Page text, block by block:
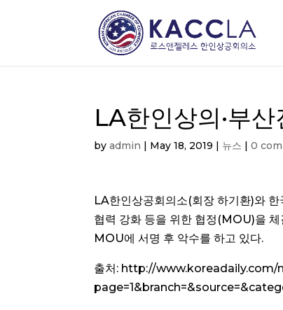
LA한인상의·부
byadmin | May 18, 2019 | 뉴스 |0
LA한인상공회의소(회장 하기환)와
협력 강화 등을 위한 협정(MOU)을
MOU에 서명 후 악수를 하고 있다.
출처: http://www.koreadaily.com/